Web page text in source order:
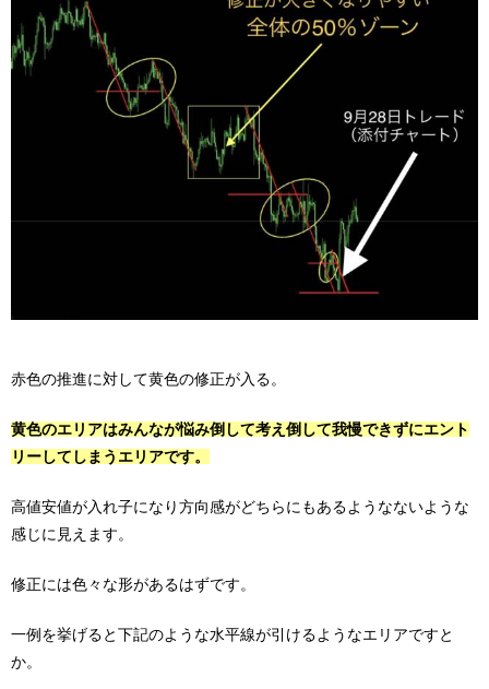
赤色の推進に対して黄色の修正が入る。
黄色のエリアはみんなが悩み倒して考え倒して我慢できずにエント
リーしてしまうエリアです。
高値安値が入れ子になり方向感がどちらにもあるようなないような
感じに見えます。
修正には色々な形があるはずです。
一例を挙げると下記のような水平線が引けるようなエリアですと
か。